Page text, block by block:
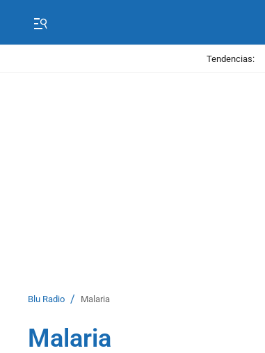
Tendencias:
Blu Radio / Malaria
Malaria